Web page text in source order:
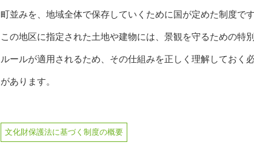
町並みを、地域全体で保存していくために国が定めた制度です
この地区に指定された土地や建物には、景観を守るための特
ルールが適用されるため、その仕組みを正しく理解しておく
があります。
文化財保護法に基づく制度の概要